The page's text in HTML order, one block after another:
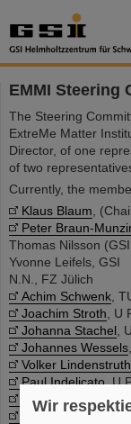
EMMI Steering
The Steering
ExtreMe Matter
Director, of one
of two
Currently, the
Klaus Blaum ,
Peter Braun-
Thomas Nilsson
Yvonne Leifels, GSI
N.N., FZ Jülich
Achim Schwenk ,
Joachim Stroth ,
Johanna Stachel ,
Johannes Wessels
Volker Lindenstruth
Paul Indelicato, U
Reiner Kruecken,
Ani Aprahamian,
Wir